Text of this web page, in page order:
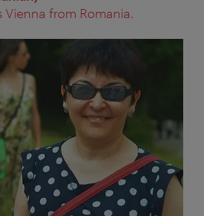
Vienna from Romania.